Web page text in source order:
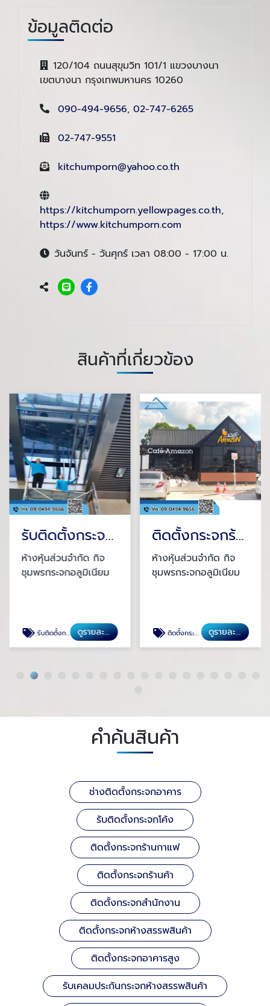
ข้อมูลติดต่อ
120/104 ถนนสุขุมวิท 101/1 แขวงบางนา
เขตบางนา กรุงเทพมหานคร 10260
090-494-9656, 02-747-6265
02-747-9551
kitchumporn@yahoo.co.th
https://kitchumporn.yellowpages.co.th,
https://www.kitchumporn.com
วันจันทร์ - วันศุกร์ เวลา 08:00 - 17:00 น.
สินค้าที่เกี่ยวข้อง
รับติดตั้งกระจกโค้ง
ห้างหุ้นส่วนจำกัด กิจ
ชุมพรกระจกอลูมิเนียม
รับติดตั้งกระจกโค้ง ดูรายละเอียด
ติดตั้งกระจกร้านกาแฟ
ห้างหุ้นส่วนจำกัด กิจ
ชุมพรกระจกอลูมิเนียม
ติดตั้งกระจกร้านกาแฟ ดูรายละเอียด
คำค้นสินค้า
ช่างติดตั้งกระจกอาคาร
รับติดตั้งกระจกโค้ง
ติดตั้งกระจกร้านกาแฟ
ติดตั้งกระจกร้านค้า
ติดตั้งกระจกสำนักงาน
ติดตั้งกระจกห้างสรรพสินค้า
ติดตั้งกระจกอาคารสูง
รับเคลมประกันกระจกห้างสรรพสินค้า